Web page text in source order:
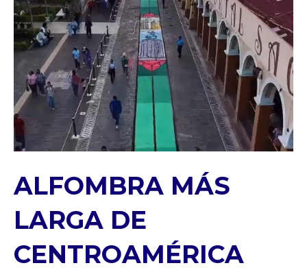
ALFOMBRA MÁS
LARGA DE
CENTROAMÉRICA